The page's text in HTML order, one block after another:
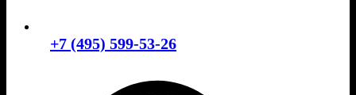
+7 (495) 599-53-26